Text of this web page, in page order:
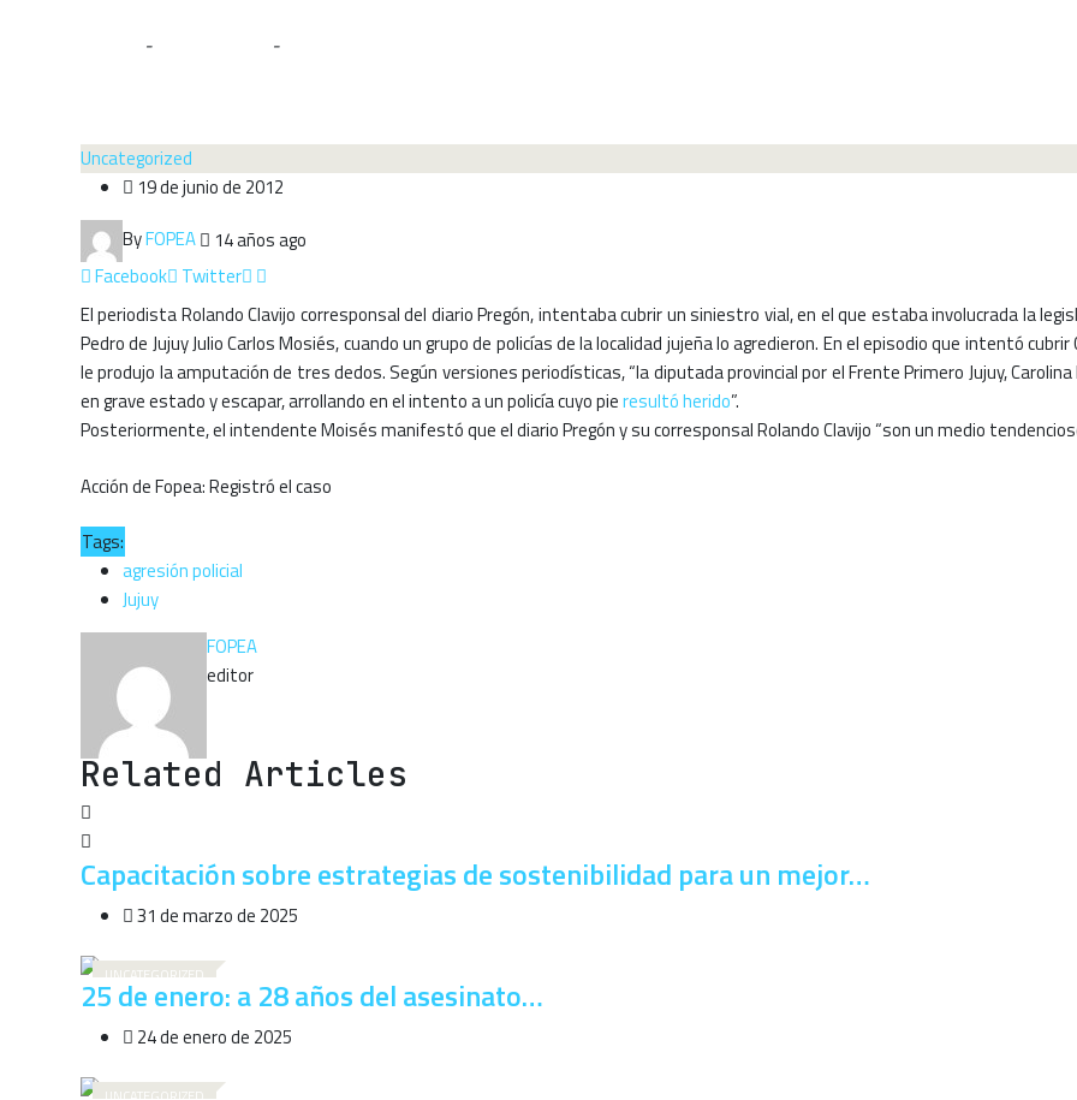
- -
Uncategorized
19 de junio de 2012
ByFOPEA 14 años ago
Facebook Twitter
El periodista Rolando Clavijo corresponsal del diario Pregón, intentaba cubrir un siniestro vial, en el que estaba involucrada la
Pedro de Jujuy Julio Carlos Mosiés, cuando un grupo de policías de la localidad jujeña lo agredieron. En el episodio que intentó
le produjo la amputación de tres dedos. Según versiones periodísticas, “la diputada provincial por el Frente Primero Jujuy,
en grave estado y escapar, arrollando en el intento a un policía cuyo pieresultó herido”.
Posteriormente, el intendente Moisés manifestó que el diario Pregón y su corresponsal Rolando Clavijo “son un medio
Acción de Fopea: Registró el caso
Tags:
agresión policial
Jujuy
FOPEA
editor
Related Articles
Capacitación sobre estrategias de sostenibilidad para un mejor…
31 de marzo de 2025
UNCATEGORIZED
25 de enero: a 28 años del asesinato…
24 de enero de 2025